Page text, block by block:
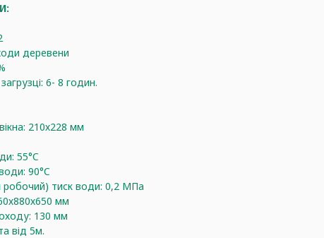
деревени
6- 8 годин.
210х228 мм
55°C
90°C
робочий) тиск води: 0,2 МПа
мм
130 мм
від 5м.